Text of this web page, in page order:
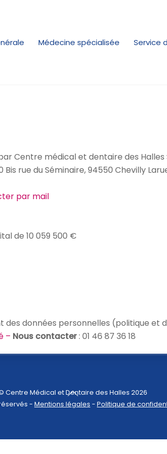
Médecine spécialisée Service
médical et dentaire des Halles
Bis rue du Séminaire, 94550 Chevilly
par mail
de 10 059 500 €
données personnelles (politique et
– Nous contacter: 01 46 87 36 18
Back
To
Centre Médical et Dentaire des Halles 2026
- Mentions légales - Politique de